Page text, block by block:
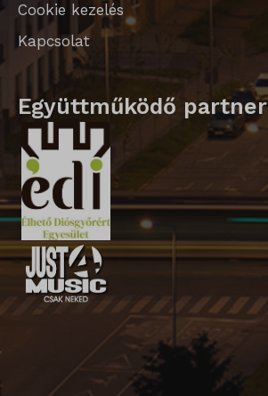
Cookie kezelés
Kapcsolat
Együttműködő partner
ssm_au_c